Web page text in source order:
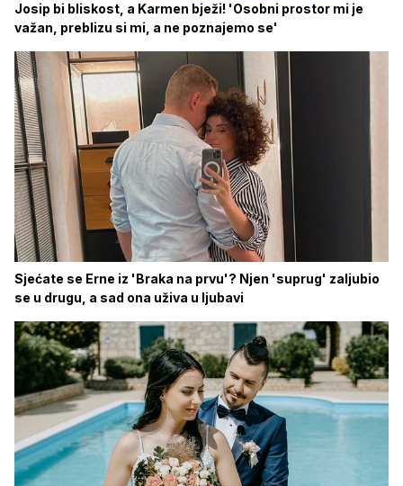
Josip bi bliskost, a Karmen bježi! 'Osobni prostor mi je
važan, preblizu si mi, a ne poznajemo se'
Sjećate se Erne iz 'Braka na prvu'? Njen 'suprug' zaljubio
se u drugu, a sad ona uživa u ljubavi